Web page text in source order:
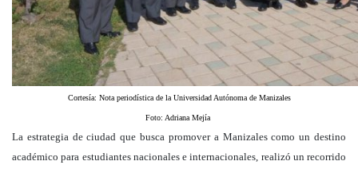
Cortesía: Nota periodística de la Universidad Autónoma de Manizales
Foto: Adriana Mejía
La estrategia de ciudad que busca promover a Manizales como un destino
académico para estudiantes nacionales e internacionales, realizó un recorrido